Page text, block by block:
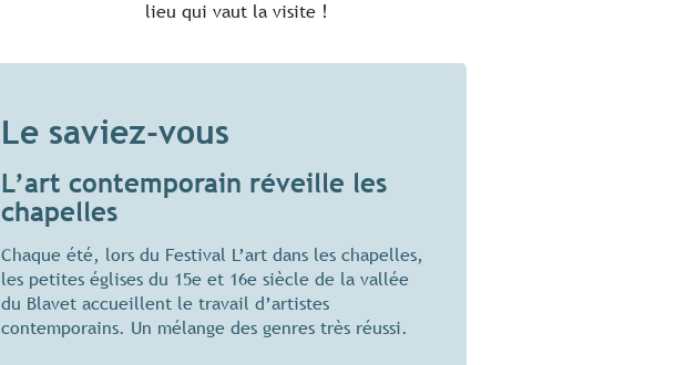
lieu qui vaut la visite !
Le saviez-vous
L’art contemporain réveille les
chapelles
Chaque été, lors du Festival L’art dans les chapelles,
les petites églises du 15e et 16e siècle de la vallée
du Blavet accueillent le travail d’artistes
contemporains. Un mélange des genres très réussi.